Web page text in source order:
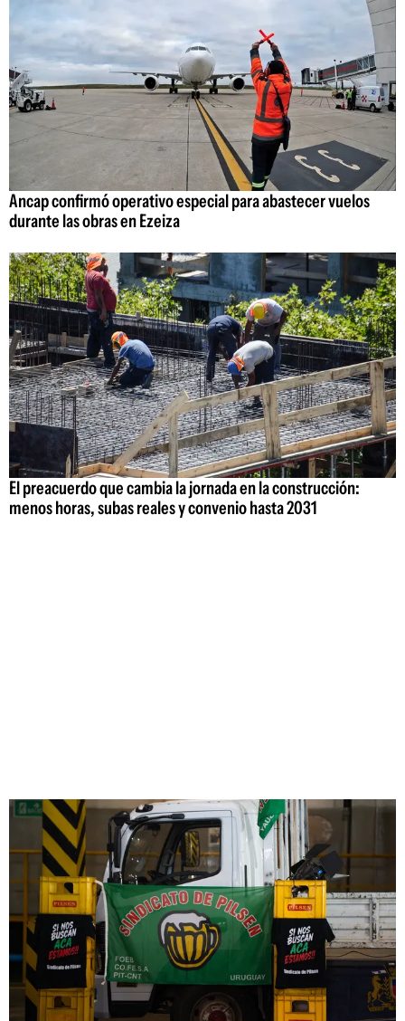
Ancap confirmó operativo especial para abastecer vuelos
durante las obras en Ezeiza
El preacuerdo que cambia la jornada en la construcción:
menos horas, subas reales y convenio hasta 2031